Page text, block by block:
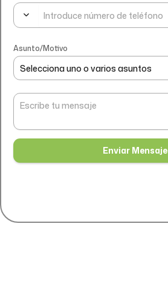
Asunto/Motivo
Selecciona uno o varios asuntos
Enviar Mensaje